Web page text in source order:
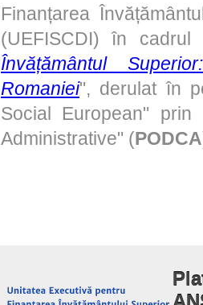
Finanțarea
(UEFISCDI) în
Învățământul
Romaniei", derulat în
Social European" prin
Administrative" (PODCA